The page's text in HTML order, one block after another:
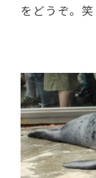
をどうぞ。笑